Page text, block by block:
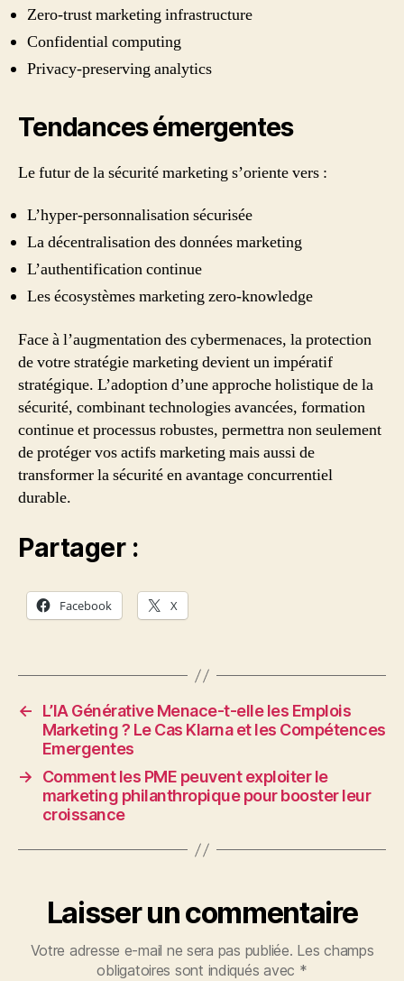
Zero-trust marketing infrastructure
Confidential computing
Privacy-preserving analytics
Tendances émergentes
Le futur de la sécurité marketing s’oriente vers :
L’hyper-personnalisation sécurisée
La décentralisation des données marketing
L’authentification continue
Les écosystèmes marketing zero-knowledge
Face à l’augmentation des cybermenaces, la protection
de votre stratégie marketing devient un impératif
stratégique. L’adoption d’une approche holistique de la
sécurité, combinant technologies avancées, formation
continue et processus robustes, permettra non seulement
de protéger vos actifs marketing mais aussi de
transformer la sécurité en avantage concurrentiel
durable.
Partager :
Facebook X
←
L’IA Générative Menace-t-elle les Emplois
Marketing ? Le Cas Klarna et les Compétences
Emergentes
→
Comment les PME peuvent exploiter le
marketing philanthropique pour booster leur
croissance
Laisser un commentaire
Votre adresse e-mail ne sera pas publiée. Les champs
obligatoires sont indiqués avec *